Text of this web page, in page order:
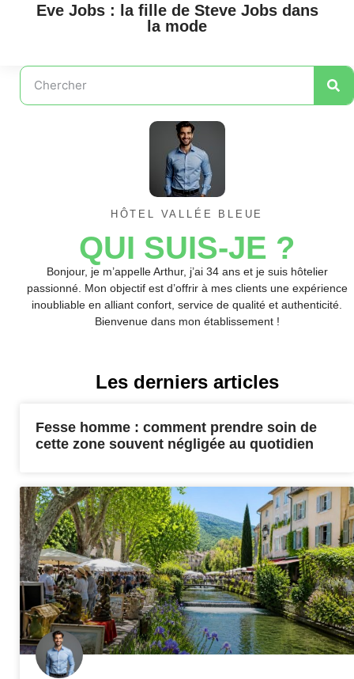
Eve Jobs : la fille de Steve Jobs dans
la mode
HÔTEL VALLÉE BLEUE
QUI SUIS-JE ?
Bonjour, je m’appelle Arthur, j’ai 34 ans et je suis hôtelier
passionné. Mon objectif est d’offrir à mes clients une expérience
inoubliable en alliant confort, service de qualité et authenticité.
Bienvenue dans mon établissement !
Les derniers articles
Fesse homme : comment prendre soin de
cette zone souvent négligée au quotidien